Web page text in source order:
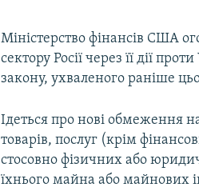
Міністерство фінансів США
сектору Росії через її дії
закону, ухваленого раніше
Ідеться про нові обмеження
товарів, послуг (крім
стосовно фізичних або
їхнього майна або майнових